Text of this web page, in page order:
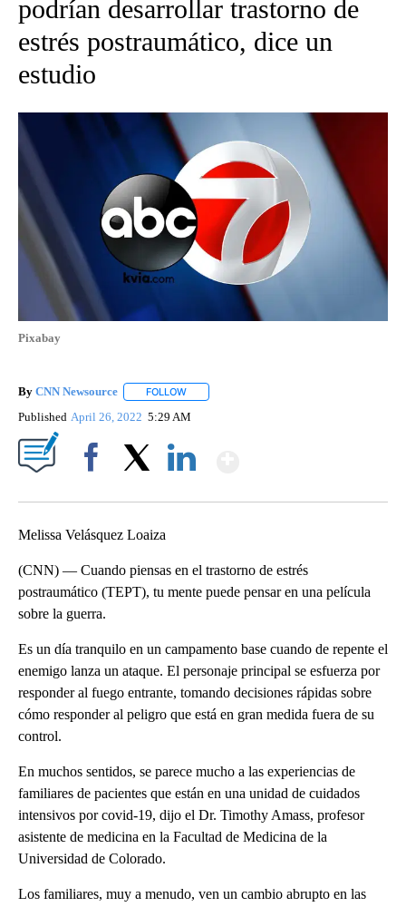
podrían desarrollar trastorno de
estrés postraumático, dice un
estudio
Pixabay
By CNN Newsource FOLLOW
Published April 26, 2022 5:29 AM
Melissa Velásquez Loaiza
(CNN) — Cuando piensas en el trastorno de estrés
postraumático (TEPT), tu mente puede pensar en una película
sobre la guerra.
Es un día tranquilo en un campamento base cuando de repente el
enemigo lanza un ataque. El personaje principal se esfuerza por
responder al fuego entrante, tomando decisiones rápidas sobre
cómo responder al peligro que está en gran medida fuera de su
control.
En muchos sentidos, se parece mucho a las experiencias de
familiares de pacientes que están en una unidad de cuidados
intensivos por covid-19, dijo el Dr. Timothy Amass, profesor
asistente de medicina en la Facultad de Medicina de la
Universidad de Colorado.
Los familiares, muy a menudo, ven un cambio abrupto en las